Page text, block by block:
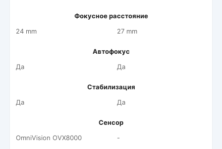
Фокусное расстояние
24 mm
27 mm
Автофокус
Да
Да
Стабилизация
Да
Да
Сенсор
OmniVision OVX8000
-